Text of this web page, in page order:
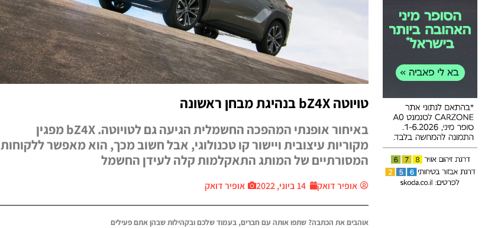
טויוטה bZ4X בנהיגת מבחן ראשונה
באיחור אופנתי המהפכה החשמלית הגיעה גם לטויוטה. bZ4X מפגין
מקוריות עיצובית ויישור קו טכנולוגי, אבל חשוב מכך, הוא מאפשר ללקוחות
המסורתיים של המותג התאקלמות קלה לעידן החשמל
אופיר דואק 14 ביוני, 2022 אופיר דואק
אוהבים את הכתבה? שתפו אותה עם חברים, בעמוד שלכם ובקהילות שבהן אתם פעילים